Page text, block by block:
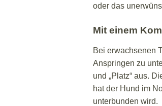
oder das
Mit einem
Bei erwachsenen
Anspringen zu
und „Platz“ aus.
hat der Hund im
unterbunden wird.